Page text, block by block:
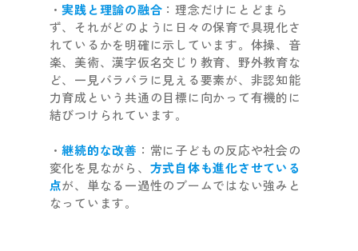
・実践と理論の融合 ：理念だけにとどまら
ず、それがどのように日々の保育で具現化さ
れているかを明確に示しています。体操、音
楽、美術、漢字仮名交じり教育、野外教育な
ど、一見バラバラに見える要素が、非認知能
力育成という共通の目標に向かって有機的に
結びつけられています。
・継続的な改善 ：常に子どもの反応や社会の
変化を見ながら、 方式自体も進化させている
点が、単なる一過性のブームではない強みと
なっています。